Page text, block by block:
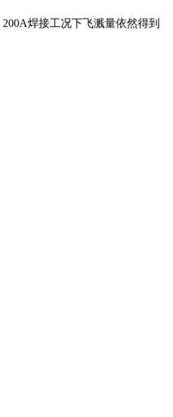
焊接工况下飞溅量依然得到